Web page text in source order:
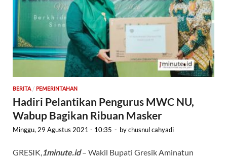
BERITA/ PEMERINTAHAN
Hadiri Pelantikan Pengurus MWC NU,
Wabup Bagikan Ribuan Masker
Minggu, 29 Agustus 2021 - 10:35 - bychusnul cahyadi
GRESIK,1minute.id– Wakil Bupati Gresik Aminatun